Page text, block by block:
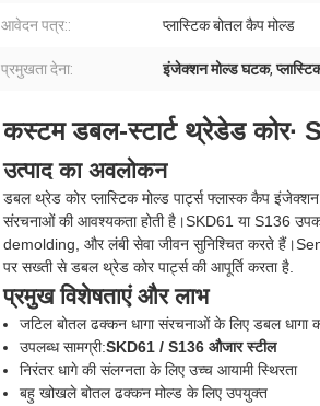
आवेदन पत्र:: प्लास्टिक बोतल कैप मोल्ड
प्रमुखता देना: इंजेक्शन मोल्ड घटक,
कस्टम डबल-स्टार्ट थ्रेडेड कोर∙
उत्पाद का अवलोकन
डबल थ्रेड कोर प्लास्टिक मोल्ड पार्ट्स फ्लास्क कैप इंजेक्शन
संरचनाओं की आवश्यकता होती है।SKD61 या S136
demolding, और लंबी सेवा जीवन सुनिश्चित करते
पर सख्ती से डबल थ्रेड कोर पार्ट्स की आपूर्ति करता है.
प्रमुख विशेषताएं और लाभ
जटिल बोतल ढक्कन धागा संरचनाओं के लिए डबल धागा
उपलब्ध सामग्री:SKD61 / S136 औजार स्टील
निरंतर धागे की संलग्नता के लिए उच्च आयामी स्थिरता
बहु खोखले बोतल ढक्कन मोल्ड के लिए उपयुक्त